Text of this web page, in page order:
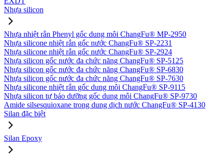
Nhựa silicon
Nhựa nhiệt rắn Phenyl gốc dung môi ChangFu® MP-2950
Nhựa silicone nhiệt rắn gốc nước ChangFu® SP-2231
Nhựa silicone nhiệt rắn gốc nước ChangFu® SP-2924
Nhựa silicon gốc nước đa chức năng ChangFu® SP-5125
Nhựa silicon gốc nước đa chức năng ChangFu® SP-6830
Nhựa silicon gốc nước đa chức năng ChangFu® SP-7630
Nhựa silicone nhiệt rắn gốc dung môi ChangFu® SP-9115
Nhựa silicon tự bảo dưỡng gốc dung môi ChangFu® SP-9730
Amide silsesquioxane trong dung dịch nước ChangFu® SP-4130
Silan đặc biệt
Silan Epoxy